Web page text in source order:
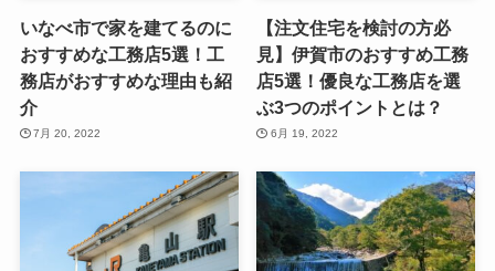
いなべ市で家を建てるのに
おすすめな工務店5選！工
務店がおすすめな理由も紹
介
7月 20, 2022
【注文住宅を検討の方必
見】伊賀市のおすすめ工務
店5選！優良な工務店を選
ぶ3つのポイントとは？
6月 19, 2022